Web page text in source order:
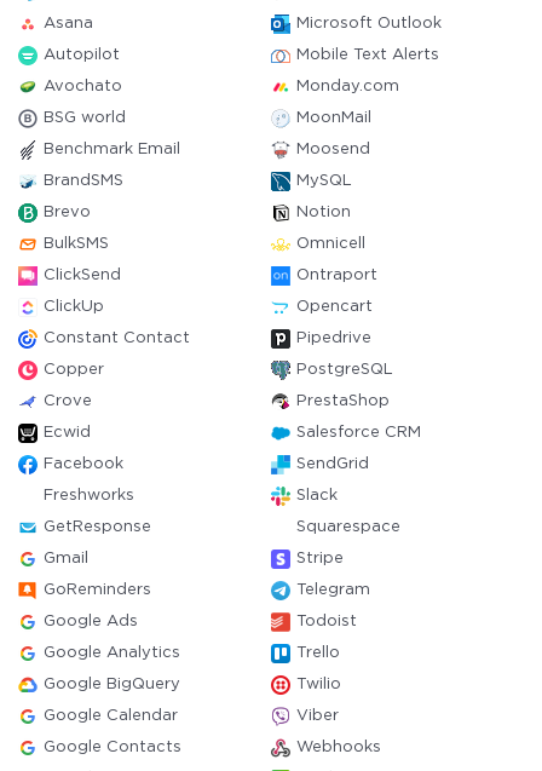
Asana Microsoft Outlook
Autopilot Mobile Text Alerts
Avochato Monday.com
BSG world MoonMail
Benchmark Email Moosend
BrandSMS MySQL
Brevo Notion
BulkSMS Omnicell
ClickSend Ontraport
ClickUp Opencart
Constant Contact Pipedrive
Copper PostgreSQL
Crove PrestaShop
Ecwid Salesforce CRM
Facebook SendGrid
Freshworks Slack
GetResponse Squarespace
Gmail Stripe
GoReminders Telegram
Google Ads Todoist
Google Analytics Trello
Google BigQuery Twilio
Google Calendar Viber
Google Contacts Webhooks